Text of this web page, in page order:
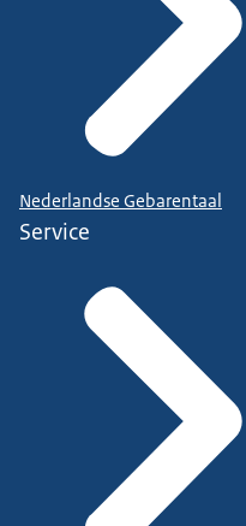
Nederlandse Gebarentaal
Service